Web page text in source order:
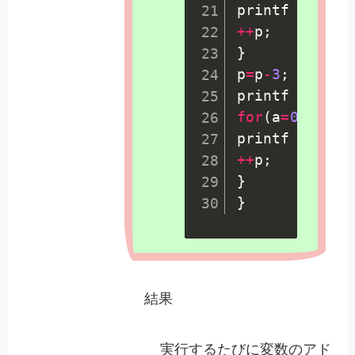
printf
++p ;
}
p=p-3 ;
printf
for(a=0
printf
++p ;
}
}
結果
実行するたびに変数のアド